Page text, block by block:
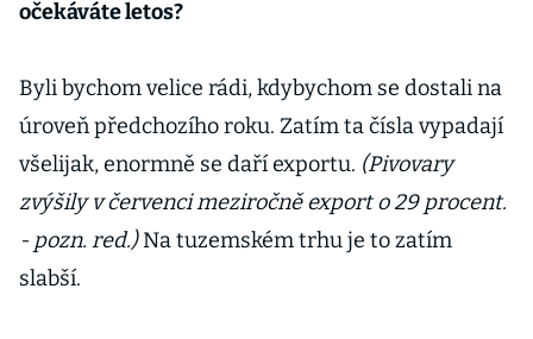
očekáváte letos?
Byli bychom velice rádi, kdybychom se dostali na
úroveň předchozího roku. Zatím ta čísla vypadají
všelijak, enormně se daří exportu. (Pivovary
zvýšily v červenci meziročně export o 29 procent.
- pozn. red.)Na tuzemském trhu je to zatím
slabší.